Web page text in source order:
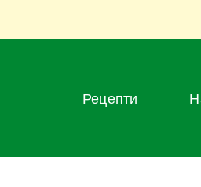
Рецепти